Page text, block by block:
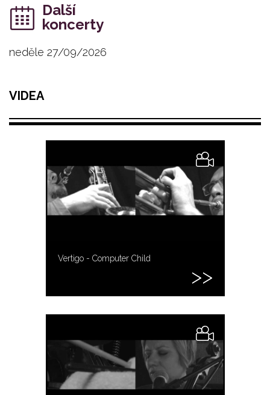
Další
koncerty
neděle 27/09/2026
VIDEA
Vertigo - Computer Child